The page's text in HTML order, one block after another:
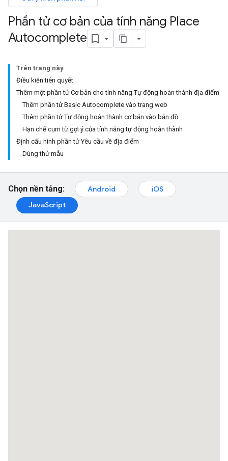
Phần tử cơ bản của tính năng Place
Autocomplete
Trên trang này
Điều kiện tiên quyết
Thêm một phần tử Cơ bản cho tính năng Tự động hoàn thành địa điểm
Thêm phần tử Basic Autocomplete vào trang web
Thêm phần tử Tự động hoàn thành cơ bản vào bản đồ
Hạn chế cụm từ gợi ý của tính năng tự động hoàn thành
Định cấu hình phần tử Yêu cầu về địa điểm
Dùng thử mẫu
Chọn nền tảng: Android
iOS
JavaScript